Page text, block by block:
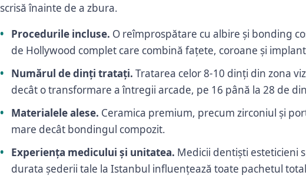
scrisă înainte de a zbura.
Procedurile incluse. O reîmprospătare cu albire și bonding
de Hollywood complet care combină fațete, coroane și
Numărul de dinți tratați. Tratarea celor 8-10 dinți din zona
decât o transformare a întregii arcade, pe 16 până la 28 de
Materialele alese. Ceramica premium, precum zirconiul și
mare decât bondingul compozit.
Experiența medicului și unitatea. Medicii dentiști esteticieni
durata șederii tale la Istanbul influențează toate pachetul